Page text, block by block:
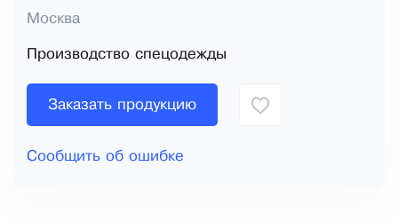
Москва
Производство спецодежды
Заказать продукцию
Сообщить об ошибке